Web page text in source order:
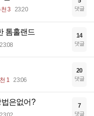
3 23:20 댓글
톰홀랜드
23:08
14
댓글
1 23:06
20
댓글
은없어? 7
댓글